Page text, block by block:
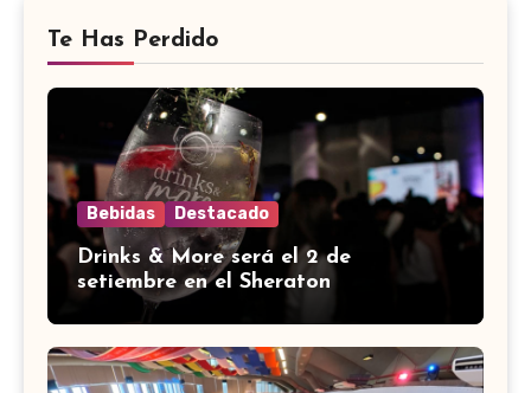
Te Has Perdido
Bebidas Destacado
Drinks & More será el 2 de
setiembre en el Sheraton